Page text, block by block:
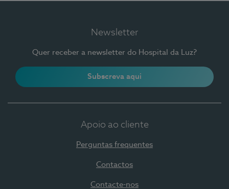
Newsletter
Quer receber a newsletter do Hospital da Luz?
Subscreva aqui
Apoio ao cliente
Perguntas frequentes
Contactos
Contacte-nos